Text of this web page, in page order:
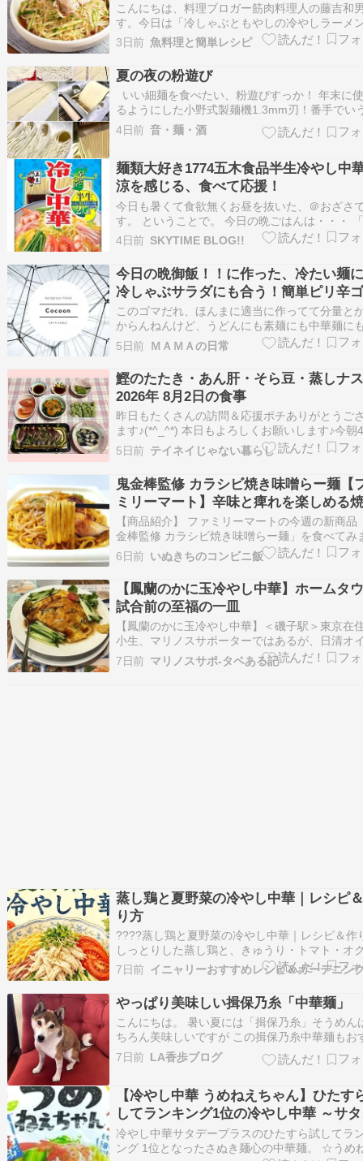
こんにちは、料理ブロガー筋肉料理人の藤吉和
す。今日は「冷しゃぶともやしの冷やしラーメ
をご紹介します。私は普段、袋麺のインスタン
ーメンをアレンジしたレシピをよく作りますが
回は市販の生中華麺を使いました。生中華麺は
んすい」が使われているのでコシが強く、冷た
ても…
3日前 魚料理と簡単レシピ
夏の夜の粉遊び
いい細麺を食べたい、粉遊びすっか！ 年末に
るようにした小野式製麺機1.3mm刃！番手でい
23番 小野式の1.3は希少なので、ヤフオクとか
てきても高額、大事にせねば???? ちなみに切り
てみよー中華麺 強力＆中力…
4日前 音・麺・酒
麺類大好き1774五木食品半生冷やし中
涼を感じる、食べて応援！
今日も暑くて食欲無くお昼を抜いた、＠おざさ
す。 ということで。 今日の晩ごはんは・・・
木食品半生冷やし中華」で熊本県熊本市南区へ
旅行です。 熊本の「五木食品」さんは、自宅で
だく麺類のほぼ定番です。 うどん・そば・中華
で取り揃えられています。 味が口に合ってる…
4日前 SKYTIME BLOG!!
今日の晩御飯！！に作った、冷たい麺
冷しゃぶサラダにも合う！簡単ピリ辛
だれ〜！
このゴマだれ、ほんまに適当に作ってて分量と
からんねんけど、うどんにも素麺にも中華麺に
うし、冷しゃぶサラダや茹でた鶏肉ときゅうり
棒々鶏、冷奴なんかにもピッタリで、暑い季節
の濃厚ピリ辛ゴマだれとあっさりしたものの組
わせがうちの家族のお気に入りです！ 材料は ・
販…
5日前 ＭＡＭＡの日常
鰹のたたき・あん肝・そら豆・蒸しナ
2026年 8月2日の食事
昨日もたくさんの訪問＆応援ポチありがとうご
ます♪(*^_^*) 本日もよろしくお願いします♪今朝
58分の室温と湿度夫の部屋25.2度 52%（冷房27
定）私の部屋30.3度 52%（冷房なし）お台所
57%（冷房27度設定）《夫の夕食》16時25分鰹
た…
5日前 テイネイじゃない暮らし
鬼金棒監修 カラシビ焼き味噌らー麺【
ミリーマート】辛味と痺れを楽しめる
ーメンです!!
【商品紹介】 ファミリーマートの今週の新商品
金棒監修 カラシビ焼き味噌らー麺」を食べてみ
た。 東京・神田の名店「鬼金棒」監修の焼ラー
です。中太の茹で中華麺を使用したなめらかな
です。味噌ベースの味付けに唐辛子のカラシビ
え、トッピングした辛みそを混ぜながら食べる
6日前 いぬきちのコンビニ飯
【鳳蘭のかに玉冷やし中華】ホームタ
試合前の至福の一皿
【鳳蘭のかに玉冷やし中華】＜磯子駅＞東京在
小生、マリノスサポーターではあるが、日清オ
オのお膝元である磯子駅で下車する機会はなか
ない。あるとすれば、横浜市電保存館に行く時
7日前 マリノスサポ-タベある記
蒸し鶏と夏野菜の冷やし中華｜レシピ
り方
????蒸し鶏と夏野菜の冷やし中華｜レシピ＆作
しっとりした蒸し鶏と、きゅうり・トマト・オ
などの夏野菜をたっぷりのせた、食べ応えのあ
やし中華ニャ????????✨甘酸っぱいしょうゆだ
さっぱり食べられるので、暑くて食欲が落ちや
日の晩ごはんにもおすすめニャン。?…
7日前 イニャリーおすすめレシピ＆ガーデニン
やっぱり美味しい揖保乃糸「中華麺」
こんにちは。 暑い夏には「揖保乃糸」そうめん
ちろん美味しいですが この揖保乃糸中華麺もお
め品。 昨日、日本に住む友人から「新種で中華
た」と連絡がありましたのでまたブログでもUP
けますの揖保乃糸「中華麺」』こんに…
7日前 LA香歩ブログ
【冷やし中華 うめねえちゃん】ひたす
してランキング1位の冷やし中華 ～サ
ープラス
冷やし中華サタデープラスのひたすら試してラ
ング 1位となったさぬき麺心の中華麺。 ☆うめ